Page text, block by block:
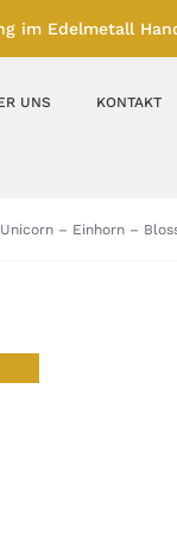
im Edelmetall
– Größen
UNS KONTAKT
– Einhorn –